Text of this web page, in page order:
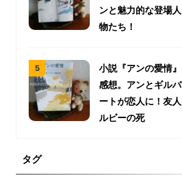
ンと魅力的な登場人
物たち！
小説『アンの愛情』
感想。アンとギルバ
ートが恋人に！友人
ルビーの死
タグ